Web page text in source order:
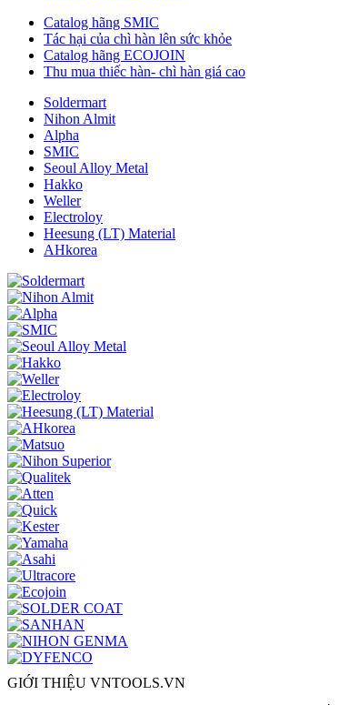
Catalog hãng SMIC
Tác hại của chì hàn lên sức khỏe
Catalog hãng ECOJOIN
Thu mua thiếc hàn- chì hàn giá cao
Soldermart
Nihon Almit
Alpha
SMIC
Seoul Alloy Metal
Hakko
Weller
Electroloy
Heesung (LT) Material
AHkorea
GIỚI THIỆU VNTOOLS.VN